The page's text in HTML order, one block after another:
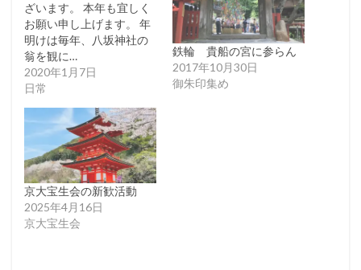
ざいます。 本年も宜しく
お願い申し上げます。 年
明けは毎年、八坂神社の
翁を観に…
2020年1月7日
日常
鉄輪 貴船の宮に参らん
2017年10月30日
御朱印集め
京大宝生会の新歓活動
2025年4月16日
京大宝生会